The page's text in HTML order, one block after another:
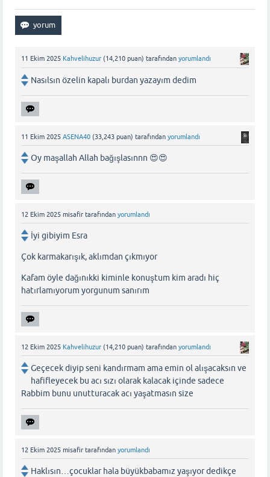
11 Ekim 2025 Kahvelihuzur (14,210 puan) tarafından yorumlandı
Nasılsın özelin kapalı burdan yazayım dedim
11 Ekim 2025 ASENA40 (33,243 puan) tarafından yorumlandı
Oy maşallah Allah bağışlasınnn 😍😍
12 Ekim 2025 misafir tarafından yorumlandı
İyi gibiyim Esra
Çok karmakarışık, aklımdan çıkmıyor
Kafam öyle dağınıkki kiminle konuştum kim aradı hiç
hatırlamıyorum yorgunum sanırım
12 Ekim 2025 Kahvelihuzur (14,210 puan) tarafından yorumlandı
Geçecek diyip seni kandırmam ama emin ol alışacaksın ve
hafifleyecek bu acı sızı olarak kalacak içinde sadece
Rabbim bunu unutturacak acı yaşatmasın size
12 Ekim 2025 misafir tarafından yorumlandı
Haklısın…çocuklar hala büyükbabamız yaşıyor dedikçe